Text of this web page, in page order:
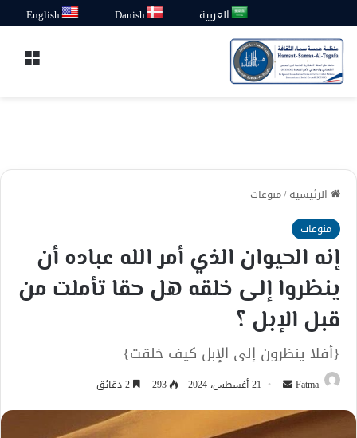
العربية Danish
English
الرئيسية/منوعات
منوعات
إنه الحيوان الذي أمر الله عباده أن
ينظروا إلى خلقه هل حقا تأملت من
قبل الإبل ؟
{أفلا ينظرون إلى الإبل كيف خلقت}
Fatma
أرسل
إلكترونيا
21 أغسطس، 2024 293